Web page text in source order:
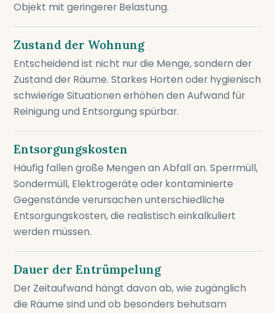
Objekt mit geringerer Belastung.
Zustand der Wohnung
Entscheidend ist nicht nur die Menge, sondern der
Zustand der Räume. Starkes Horten oder hygienisch
schwierige Situationen erhöhen den Aufwand für
Reinigung und Entsorgung spürbar.
Entsorgungskosten
Häufig fallen große Mengen an Abfall an. Sperrmüll,
Sondermüll, Elektrogeräte oder kontaminierte
Gegenstände verursachen unterschiedliche
Entsorgungskosten, die realistisch einkalkuliert
werden müssen.
Dauer der Entrümpelung
Der Zeitaufwand hängt davon ab, wie zugänglich
die Räume sind und ob besonders behutsam